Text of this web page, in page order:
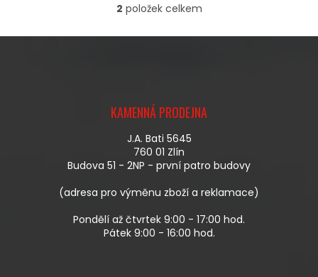
O
L
Í
P
R
V
K
V
P
I
2 položek celkem
KAMENNÁ PRODEJNA
J.A. Bati 5645
760 01 Zlín
Budova 51 - 2NP - první patro budovy
(adresa pro výměnu zboží a reklamace)
Pondělí až čtvrtek 9:00 - 17:00 hod.
Pátek 9:00 - 16:00 hod.